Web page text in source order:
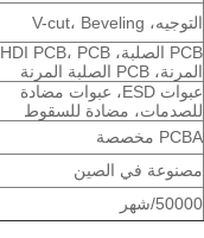
التوجيه، V-cut، Beveling
PCB الصلبة، HDI PCB، PCB
المرنة، PCB الصلبة المرنة
عبوات ESD، عبوات مضادة
للصدمات، مضادة للسقوط
PCBA مخصصة
مصنوعة في الصين
50000/شهر